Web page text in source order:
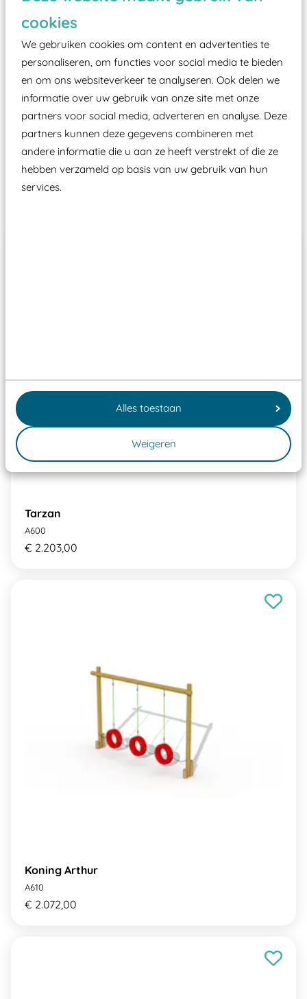
cookies
We gebruiken cookies om content en advertenties te
personaliseren, om functies voor social media te bieden
en om ons websiteverkeer te analyseren. Ook delen we
informatie over uw gebruik van onze site met onze
partners voor social media, adverteren en analyse. Deze
partners kunnen deze gegevens combineren met
andere informatie die u aan ze heeft verstrekt of die ze
hebben verzameld op basis van uw gebruik van hun
services.
Alles toestaan
Weigeren
Elk speeltoestel in de openbare ruimte voorzien
moet zijn van een typekeuring, -plaatje en
certificering, uitgegeven door een Nederlands
aangewezen keuringsinstantie?
Wij ook speeltoestellen kunnen laten keuren zodat
ze toch binnen het Warenwetbesluit Attractie- en
Speeltoestellen vallen?
Past er goed bij
Tarzan
A600
€ 2.203,00
Koning Arthur
A610
€ 2.072,00